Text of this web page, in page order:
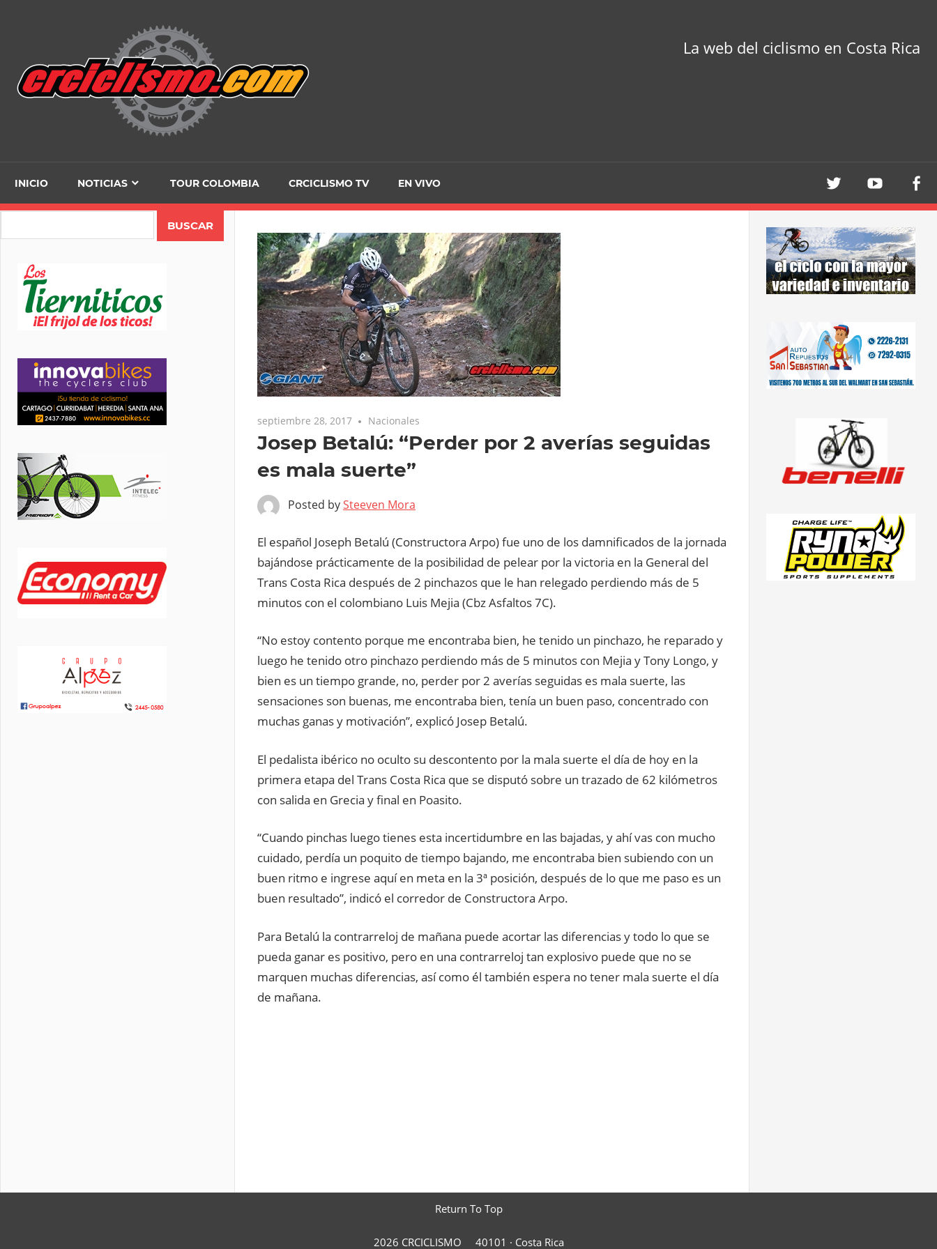
La web del ciclismo en Costa Rica
INICIO NOTICIAS TOUR COLOMBIA CRCICLISMO TV EN VIVO
septiembre 28, 2017 Nacionales
Josep Betalú: “Perder por 2 averías seguidas
es mala suerte”
Posted bySteeven Mora
El español Joseph Betalú (Constructora Arpo) fue uno de los damnificados de la jornada
bajándose prácticamente de la posibilidad de pelear por la victoria en la General del
Trans Costa Rica después de 2 pinchazos que le han relegado perdiendo más de 5
minutos con el colombiano Luis Mejia (Cbz Asfaltos 7C).
“No estoy contento porque me encontraba bien, he tenido un pinchazo, he reparado y
luego he tenido otro pinchazo perdiendo más de 5 minutos con Mejia y Tony Longo, y
bien es un tiempo grande, no, perder por 2 averías seguidas es mala suerte, las
sensaciones son buenas, me encontraba bien, tenía un buen paso, concentrado con
muchas ganas y motivación”, explicó Josep Betalú.
El pedalista ibérico no oculto su descontento por la mala suerte el día de hoy en la
primera etapa del Trans Costa Rica que se disputó sobre un trazado de 62 kilómetros
con salida en Grecia y final en Poasito.
“Cuando pinchas luego tienes esta incertidumbre en las bajadas, y ahí vas con mucho
cuidado, perdía un poquito de tiempo bajando, me encontraba bien subiendo con un
buen ritmo e ingrese aquí en meta en la 3ª posición, después de lo que me paso es un
buen resultado”, indicó el corredor de Constructora Arpo.
Para Betalú la contrarreloj de mañana puede acortar las diferencias y todo lo que se
pueda ganar es positivo, pero en una contrarreloj tan explosivo puede que no se
marquen muchas diferencias, así como él también espera no tener mala suerte el día
de mañana.
Return To Top
2026 CRCICLISMO 40101 · Costa Rica